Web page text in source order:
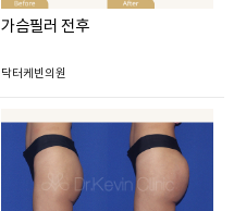
가슴필러 전후
닥터케빈의원